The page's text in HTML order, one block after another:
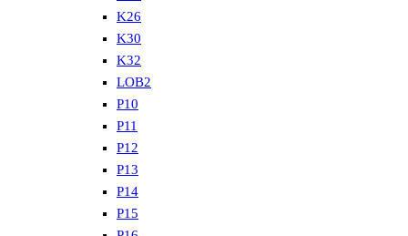
K26
K30
K32
LOB2
P10
P11
P12
P13
P14
P15